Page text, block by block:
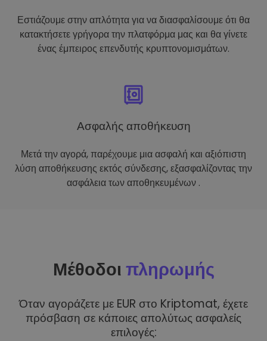
Εστιάζουμε στην απλότητα για να διασφαλίσουμε ότι θα
κατακτήσετε γρήγορα την πλατφόρμα μας και θα γίνετε
ένας έμπειρος επενδυτής κρυπτονομισμάτων.
Ασφαλής αποθήκευση
Μετά την αγορά, παρέχουμε μια ασφαλή και αξιόπιστη
λύση αποθήκευσης εκτός σύνδεσης, εξασφαλίζοντας την
ασφάλεια των αποθηκευμένων .
Μέθοδοι πληρωμής
Όταν αγοράζετε με EUR στο Kriptomat, έχετε
πρόσβαση σε κάποιες απολύτως ασφαλείς
επιλογές: